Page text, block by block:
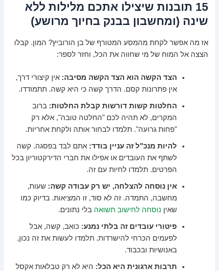
15 תובנות שיצילו אתכם מלילות ללא
שינה (ומחשבון בבנק בחיוך מרושע)
אז מה אפשר לקחת מהמסע המטורף של בן הורוביץ? המון. קבלו
הצצה אל המוח של מי שחווה את הכל, וחזר לספר:
הצד הקשה הוא הצד הקשה מסיבה: אין קיצורי דרך,
אין פתרונות קסם. הדרך קשה כי היא קשה. תתמודדו.
החלטות קשות דורשות קבלת החלטות: ברוב
המקרים, לא תהיה לכם "החלטה טובה", אלא רק
"פחות גרועה". תלמדו לבחור אותה ולקחת אחריות.
להיות מנכ"ל זה עניין בודד: אתם לבד בפסגה. קשה
לשתף את העובדים או אפילו את חברי הדירקטוריון בכל
הפרטים. תלמדו לחיות עם זה.
אין נוסחה להצלחה, יש רק עבודה קשה: שעות,
מחשבה, התמדה. זה לא סוד, זו המציאות. בדיוק כמו
שאין נוסחה לחישוב תשואה בלי נתונים.
פיטורי עובדים זה בלתי נמנע: כואב, קשה, אבל
לפעמים הכרחי להישרדות. תלמדו לעשות את זה נכון,
באנושיות ובכבוד.
תרבות ארגונית היא הכל: היא לא רק טבלאות אקסל